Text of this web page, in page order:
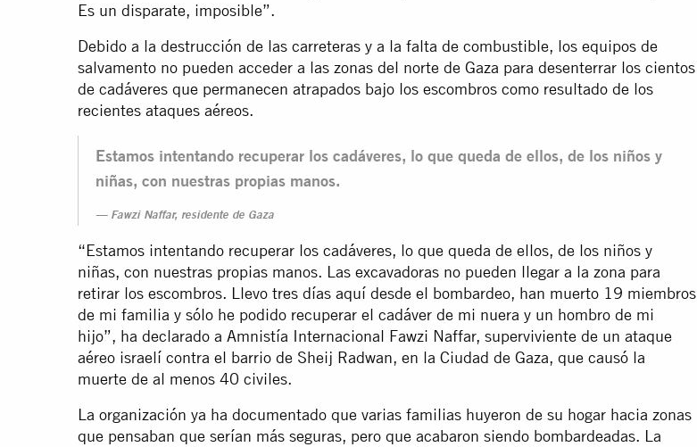
Es un disparate, imposible”.
Debido a la destrucción de las carreteras y a la falta de combustible, los equipos de
salvamento no pueden acceder a las zonas del norte de Gaza para desenterrar los cientos
de cadáveres que permanecen atrapados bajo los escombros como resultado de los
recientes ataques aéreos.
Estamos intentando recuperar los cadáveres, lo que queda de ellos, de los niños y
niñas, con nuestras propias manos.
Fawzi Naffar, residente de Gaza
“Estamos intentando recuperar los cadáveres, lo que queda de ellos, de los niños y
niñas, con nuestras propias manos. Las excavadoras no pueden llegar a la zona para
retirar los escombros. Llevo tres días aquí desde el bombardeo, han muerto 19 miembros
de mi familia y sólo he podido recuperar el cadáver de mi nuera y un hombro de mi
hijo”, ha declarado a Amnistía Internacional Fawzi Naffar, superviviente de un ataque
aéreo israelí contra el barrio de Sheij Radwan, en la Ciudad de Gaza, que causó la
muerte de al menos 40 civiles.
La organización ya ha documentado que varias familias huyeron de su hogar hacia zonas
que pensaban que serían más seguras, pero que acabaron siendo bombardeadas. La